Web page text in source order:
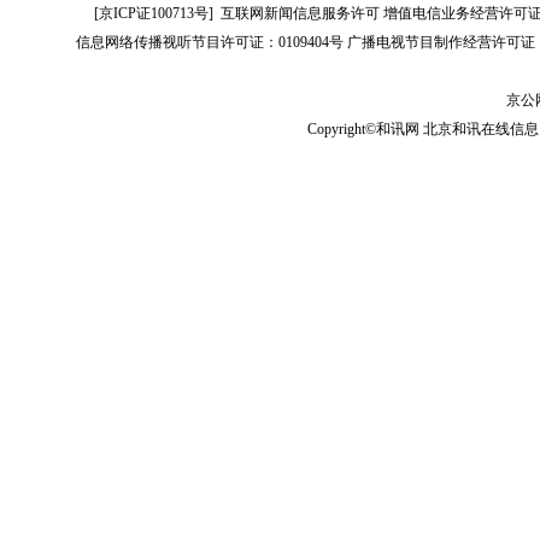
[京ICP证100713号]互联网新闻信息服务许可 增值电信业务经营许可
信息网络传播视听节目许可证：0109404号 广播电视节目制作经营许可证
京公
Copyright©和讯网 北京和讯在线信